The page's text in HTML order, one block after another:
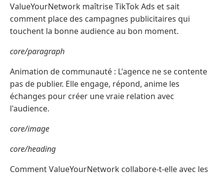
ValueYourNetwork maîtrise TikTok Ads et sait
comment place des campagnes publicitaires qui
touchent la bonne audience au bon moment.
core/paragraph
Animation de communauté : L'agence ne se contente
pas de publier. Elle engage, répond, anime les
échanges pour créer une vraie relation avec
l'audience.
core/image
core/heading
Comment ValueYourNetwork collabore-t-elle avec les